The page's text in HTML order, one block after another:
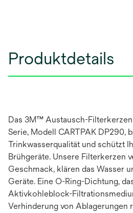
Produktdetails
Das 3M™ Austausch-
Serie, Modell CARTPAK DP290,
Trinkwasserqualität und schützt
Brühgeräte. Unsere Filterkerzen
Geschmack, klären das Wasser
Geräte. Eine O-Ring-Dichtung,
Aktivkohleblock-
Verhinderung von Ablagerungen